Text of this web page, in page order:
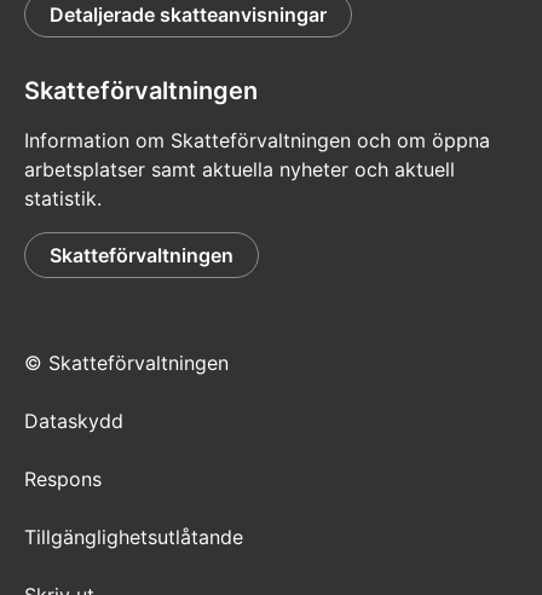
Detaljerade skatteanvisningar
Skatteförvaltningen
Information om Skatteförvaltningen och om öppna
arbetsplatser samt aktuella nyheter och aktuell
statistik.
Skatteförvaltningen
© Skatteförvaltningen
Dataskydd
Respons
Tillgänglighetsutlåtande